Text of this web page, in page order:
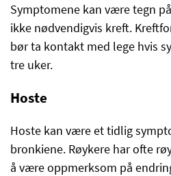
Symptomene kan være tegn
ikke nødvendigvis kreft.
bør ta kontakt med lege hvis
tre uker.
Hoste
Hoste kan være et tidlig
bronkiene. Røykere har ofte
å være oppmerksom på